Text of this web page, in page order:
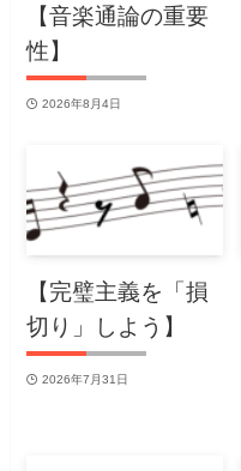
【音楽通論の重要
性】
2026年8月4日
【完璧主義を「損
切り」しよう】
2026年7月31日